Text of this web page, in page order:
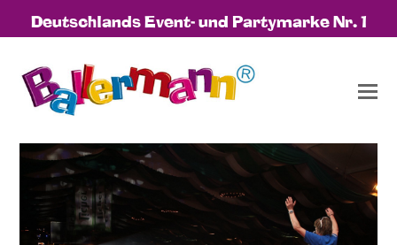
Deutschlands Event- und Partymarke Nr. 1